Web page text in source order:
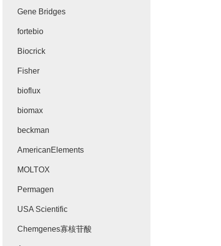
Gene Bridges
fortebio
Biocrick
Fisher
bioflux
biomax
beckman
AmericanElements
MOLTOX
Permagen
USA Scientific
Chemgenes寡核苷酸